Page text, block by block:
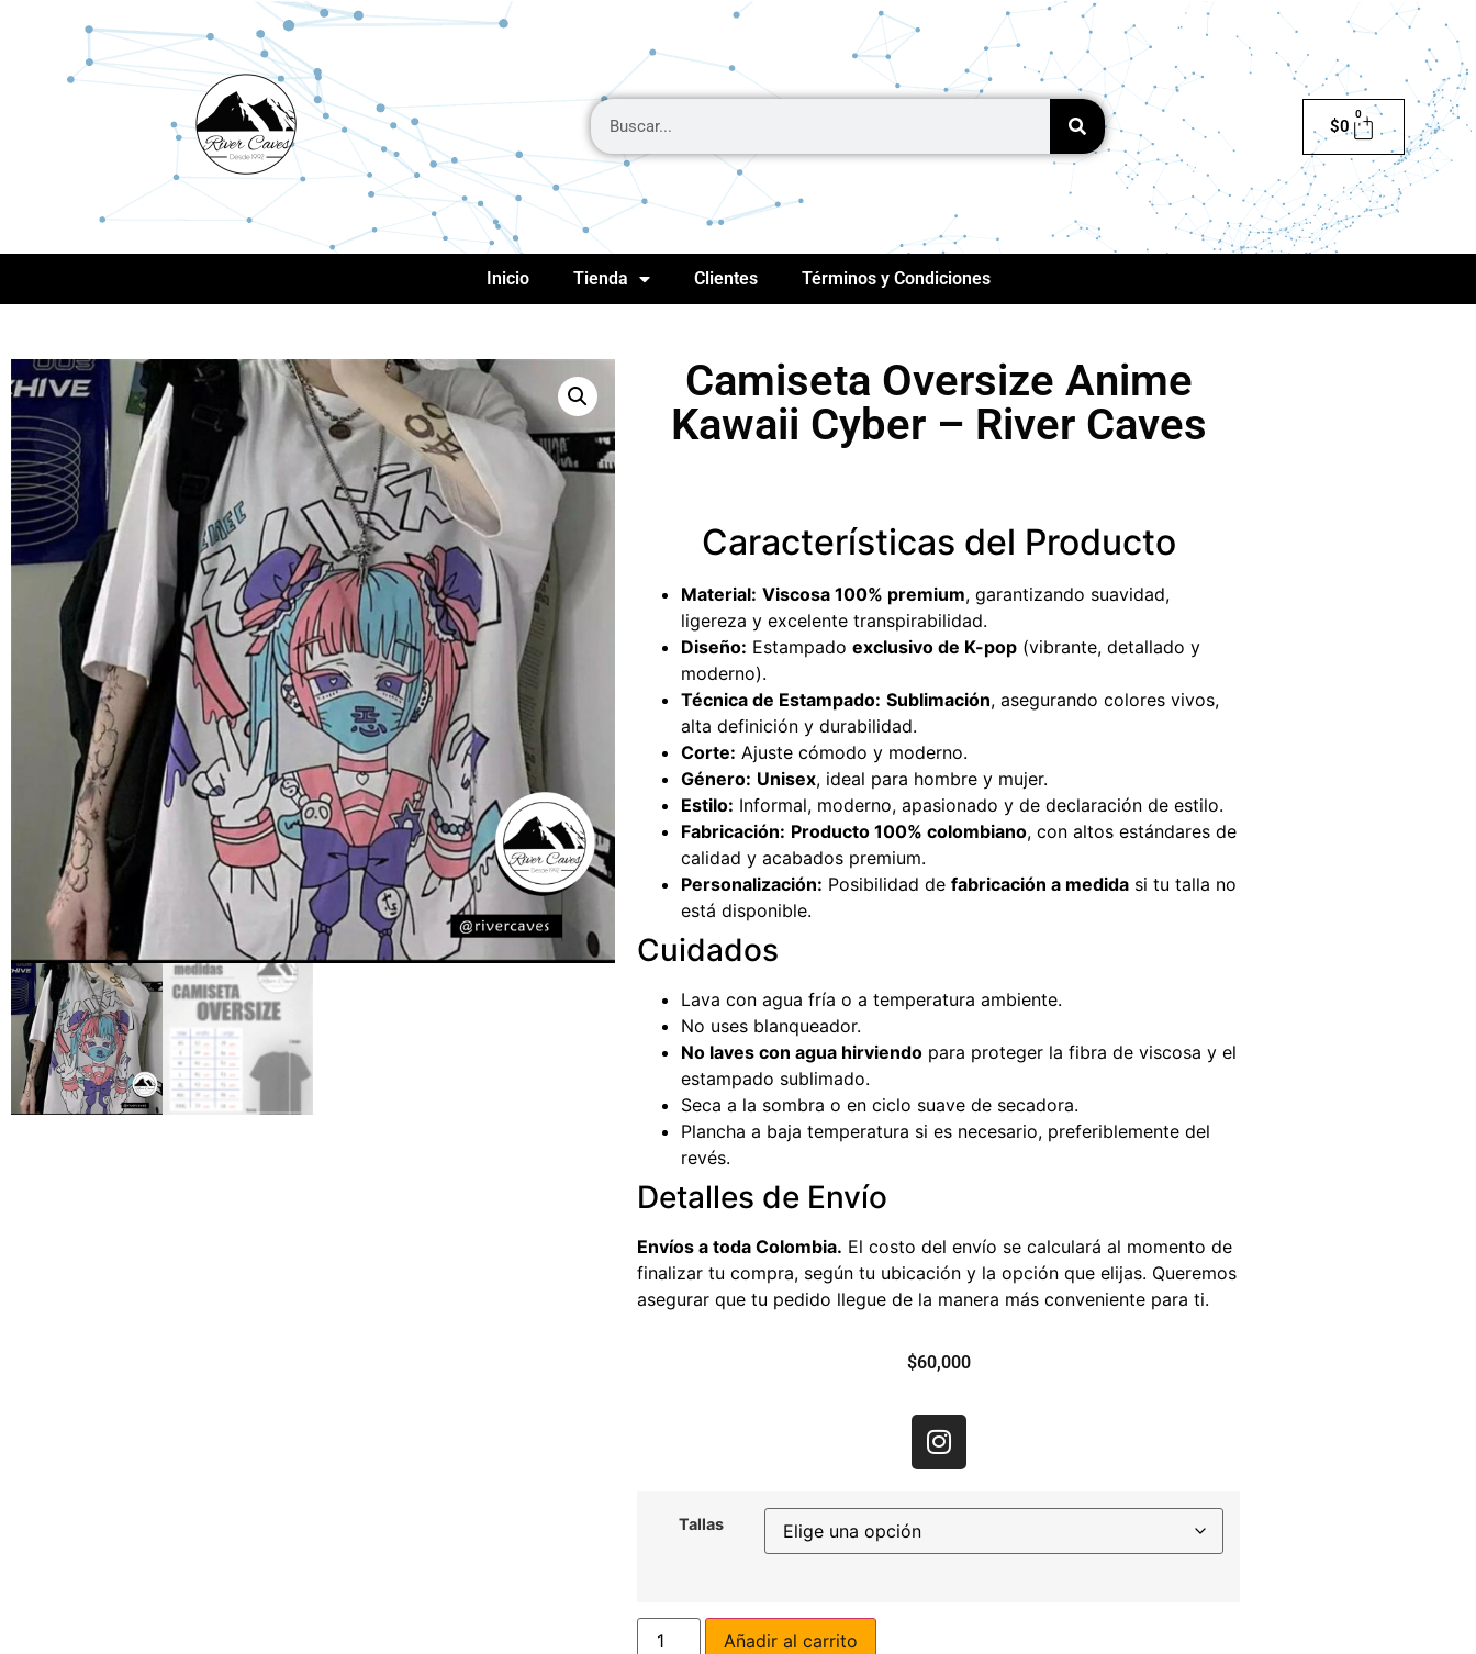
$0
0
Inicio Tienda Clientes Términos y Condiciones
Camiseta Oversize Anime
Kawaii Cyber – River Caves
Características del Producto
Material: Viscosa 100% premium, garantizando suavidad,
ligereza y excelente transpirabilidad.
Diseño: Estampado exclusivo de K-pop (vibrante, detallado y
moderno).
Técnica de Estampado: Sublimación, asegurando colores vivos,
alta definición y durabilidad.
Corte: Ajuste cómodo y moderno.
Género: Unisex, ideal para hombre y mujer.
Estilo: Informal, moderno, apasionado y de declaración de estilo.
Fabricación: Producto 100% colombiano, con altos estándares de
calidad y acabados premium.
Personalización: Posibilidad de fabricación a medida si tu talla no
está disponible.
Cuidados
Lava con agua fría o a temperatura ambiente.
No uses blanqueador.
No laves con agua hirviendo para proteger la fibra de viscosa y el
estampado sublimado.
Seca a la sombra o en ciclo suave de secadora.
Plancha a baja temperatura si es necesario, preferiblemente del
revés.
Detalles de Envío
Envíos a toda Colombia. El costo del envío se calculará al momento de
finalizar tu compra, según tu ubicación y la opción que elijas. Queremos
asegurar que tu pedido llegue de la manera más conveniente para ti.
$60,000
Tallas
Añadir al carrito